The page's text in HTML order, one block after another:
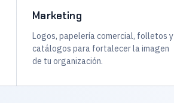
Marketing
Logos, papelería comercial, folletos y
catálogos para fortalecer la imagen
de tu organización.